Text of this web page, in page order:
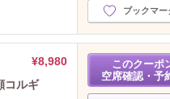
ブックマー
¥8,980
コルギ
このクーポ
空席確認・予